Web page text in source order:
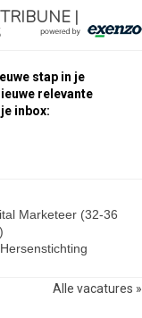
|
stap in je
relevante
inbox:
Marketeer (32-36
Alle vacatures »